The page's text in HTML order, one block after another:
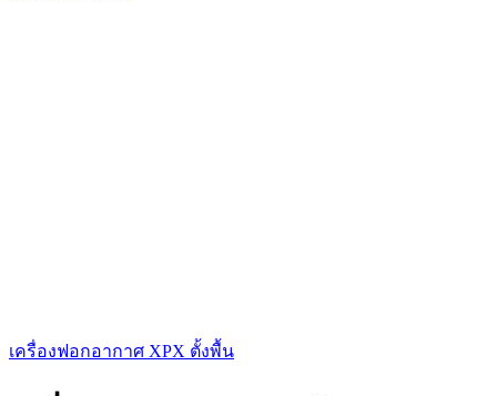
เครื่องฟอกอากาศ XPX ตั้งพื้น